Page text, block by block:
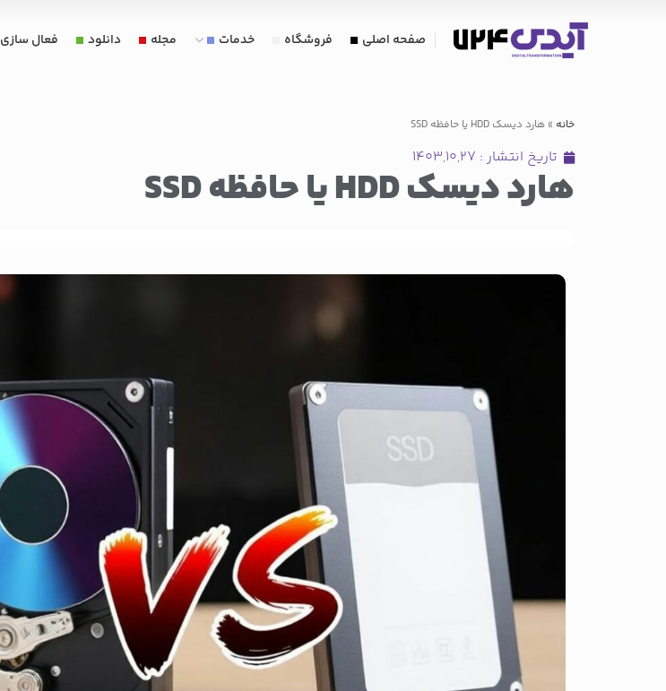
صفحه اصلی فروشگاه خدمات مجله دانلود فعال سازی
خانه » هارد دیسک HDD یا حافظه SSD
تاریخ انتشار : ۱۴۰۳,۱۰,۲۷
هارد دیسک HDD یا حافظه SSD